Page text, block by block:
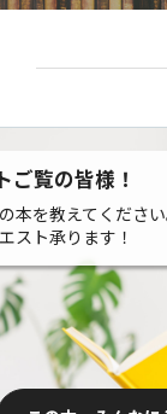
ご覧の皆様！
本を教えてください
スト承ります！